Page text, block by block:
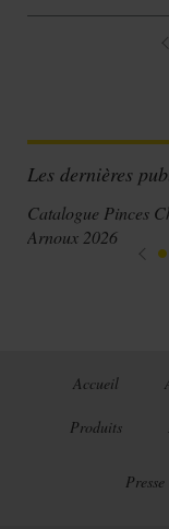
Les dernières
Catalogue Pinces
Arnoux 2026
Accueil
Produits
Presse